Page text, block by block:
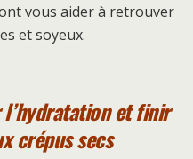
vous aider à retrouver
et soyeux.
et finir
crépus secs